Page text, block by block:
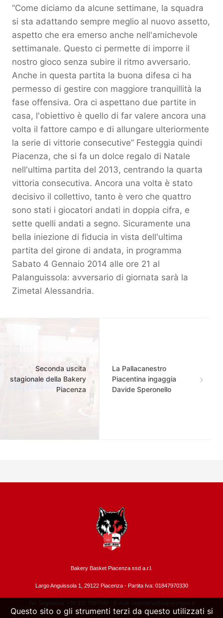
“Come diciamo da alcune settimane, la squadra
si sta adattando sempre meglio al nuovo assetto,
aspetto che era emerso anche nell'amichevole
settimanale. Questo ci permette di imporre il
nostro gioco senza subire il ritmo avversario.
Anche in questa partita la buona difesa ci ha
permesso di gestire con maggiore tranquillità la
fase offensiva. Ora ci aspettano due partite in
casa, l'obiettivo è quello di far valere ancora una
volta il fattore campo e di allungare ulteriormente
la serie di vittorie consecutive” Festeggia quindi
Piacenza, che si fa un dolce regalo di Natale
nell'ultima partita del 2013, centrando la quarta
vittoria consecutiva. Ancora una volta è stato
decisivo il collettivo, tanto è vero che quattro
sono stati i giocatori andati in doppia cifra, e
sette quelli andati a segno. Sicuramente una
bella iniezione di fiducia in vista dell'ultima
partita del girone di andata, in programma
Sabato 4 Gennaio 2014 alle ore 21 al
Palanguissola: avversario di giornata sarà la
Zimetal Alessandria.
Seconda uscita
stagionale della Bakery
Piacenza
La Pallacanestro
Piacentina ingaggia
Davide Speronello
Bakery Basket Piacenza ssd a.r.l.
Largo Anguissola 1, 29122 Piacenza - Partita Iva: 01847970330
Tel. Segreteria: +39 335.7897040 - E-mail: segreteria@bakerysport.it
Questo sito o gli strumenti terzi da questo utilizzati si